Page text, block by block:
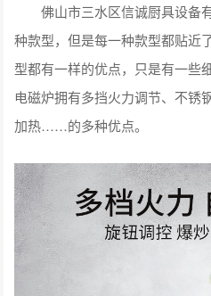
佛山市三水区信诚厨具设备
种款型，但是每一种款型都贴近
型都有一样的优点，只是有一些
电磁炉拥有多挡火力调节、不锈
加热……的多种优点。